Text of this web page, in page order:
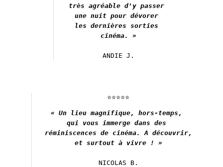
très agréable d'y passer
une nuit pour dévorer
les dernières sorties
cinéma. »
ANDIE J.
⭐️⭐️⭐️⭐️⭐️
« Un lieu magnifique, hors-temps,
qui vous immerge dans des
réminiscences de cinéma.
A découvrir,
et surtout à vivre ! »
NICOLAS B.